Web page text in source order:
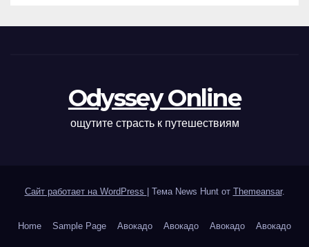
Odyssey Online
ощутите страсть к путешествиям
Сайт работает на WordPress Тема News Hunt от Themeansar.
Home Sample Page Авокадо Авокадо Авокадо Авокадо